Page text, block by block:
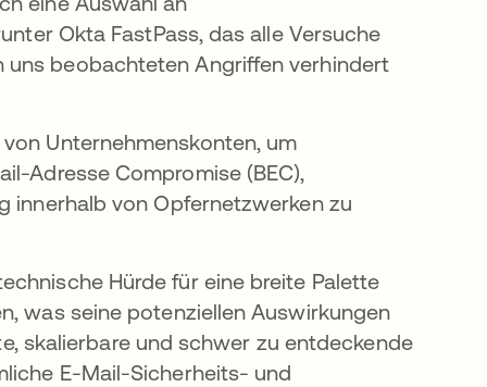
Okta FastPass, das alle Versuche
beobachteten Angriffen verhindert
Unternehmenskonten, um
Adresse Compromise (BEC),
innerhalb von Opfernetzwerken zu
Hürde für eine breite Palette
was seine potenziellen Auswirkungen
skalierbare und schwer zu entdeckende
E-Mail-Sicherheits- und